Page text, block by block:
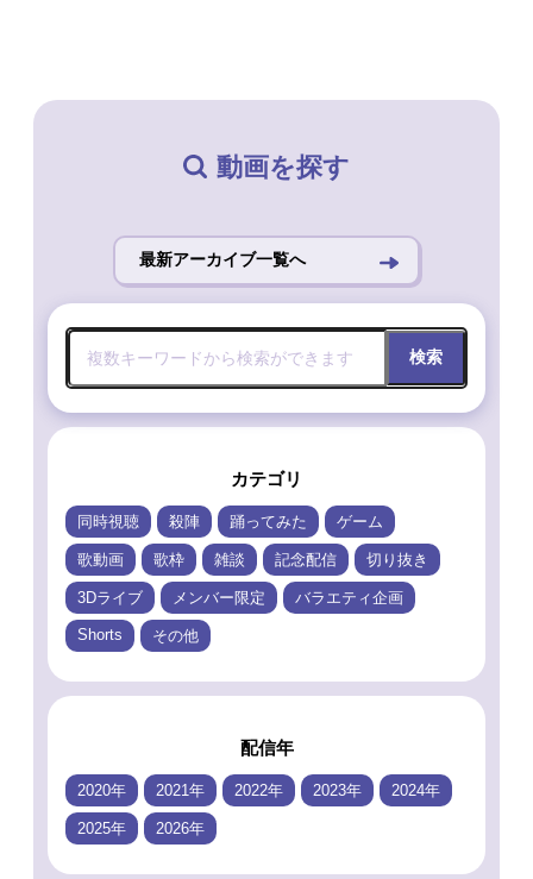
動画を探す
最新アーカイブ一覧へ
検索
カテゴリ
同時視聴 殺陣 踊ってみた ゲーム
歌動画 歌枠 雑談 記念配信 切り抜き
3Dライブ メンバー限定 バラエティ企画
Shorts その他
配信年
2020年 2021年 2022年 2023年 2024年
2025年 2026年